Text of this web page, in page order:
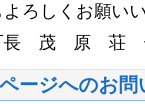
ろしくお願い
長 茂 原 荘
ージへのお問